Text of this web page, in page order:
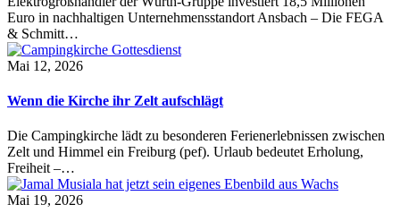
Euro in nachhaltigen Unternehmensstandort Ansbach – Die FEGA
& Schmitt…
Mai 12, 2026
Wenn die Kirche ihr Zelt aufschlägt
Die Campingkirche lädt zu besonderen Ferienerlebnissen zwischen
Zelt und Himmel ein Freiburg (pef). Urlaub bedeutet Erholung,
Freiheit –…
Mai 19, 2026